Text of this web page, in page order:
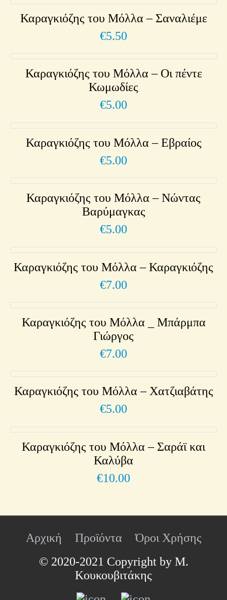
Καραγκιόζης του Μόλλα – Σαναλιέμε
€5.50
Καραγκιόζης του Μόλλα – Οι πέντε
Κωμωδίες
€5.00
Καραγκιόζης του Μόλλα – Εβραίος
€5.00
Καραγκιόζης του Μόλλα – Νώντας
Βαρύμαγκας
€5.00
Καραγκιόζης του Μόλλα – Καραγκιόζης
€7.00
Καραγκιόζης του Μόλλα _ Μπάρμπα
Γιώργος
€7.00
Καραγκιόζης του Μόλλα – Χατζιαβάτης
€5.00
Καραγκιόζης του Μόλλα – Σαράϊ και
Καλύβα
€10.00
Αρχική Προϊόντα
Όροι Χρήσης
© 2020-2021 Copyright by Μ.
Κουκουβιτάκης